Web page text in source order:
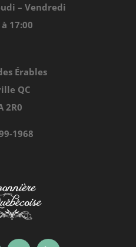
– Vendredi
17:00
Érables
QC
2R0
1968